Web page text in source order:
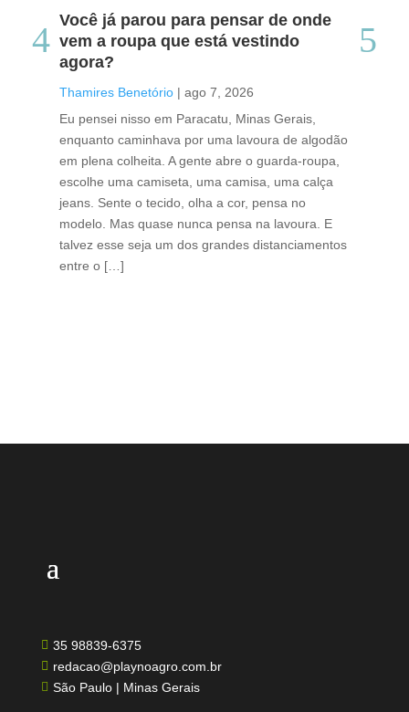
Você já parou para pensar de onde
vem a roupa que está vestindo
agora?
Thamires Benetório | ago 7, 2026
Eu pensei nisso em Paracatu, Minas Gerais,
enquanto caminhava por uma lavoura de algodão
em plena colheita. A gente abre o guarda-roupa,
escolhe uma camiseta, uma camisa, uma calça
jeans. Sente o tecido, olha a cor, pensa no
modelo. Mas quase nunca pensa na lavoura. E
talvez esse seja um dos grandes distanciamentos
entre o […]
 35 98839-6375
 redacao@playnoagro.com.br
 São Paulo | Minas Gerais